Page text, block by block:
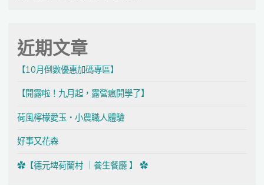
近期文章
【10月倒數優惠加碼專區】
【開露啦！九月起，露營瘋開學了】
荷風檸檬愛玉・小農職人體驗
好事又花森
✿【德元埤荷蘭村 ｜養生餐廳 】 ✿